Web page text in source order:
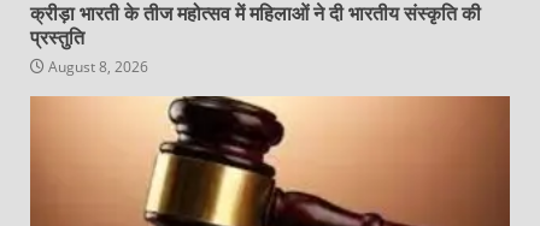
क्रीड़ा भारती के तीज महोत्सव में महिलाओं ने दी भारतीय संस्कृति की
प्रस्तुति
August 8, 2026